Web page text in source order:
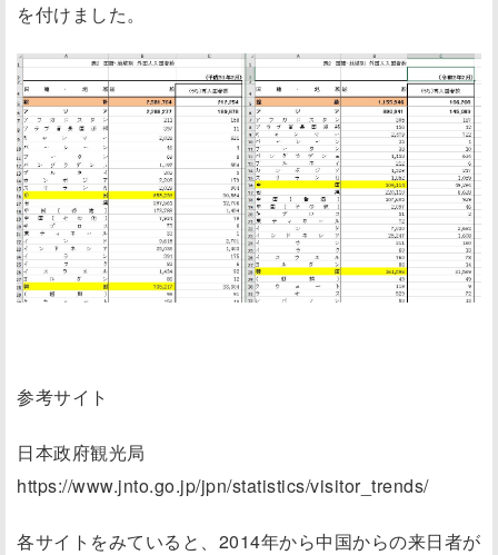
を付けました。
参考サイト
日本政府観光局
https://www.jnto.go.jp/jpn/statistics/visitor_trends/
各サイトをみていると、2014年から中国からの来日者が